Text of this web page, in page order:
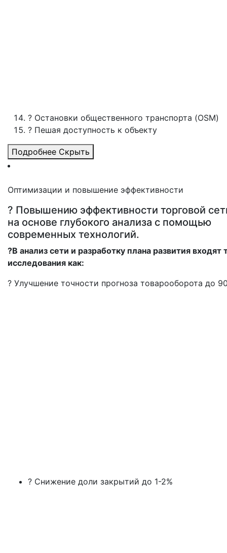
? Остановки общественного транспорта (OSM)
? Пешая доступность к объекту
Подробнее Скрыть
Оптимизации и повышение эффективности
? Повышению эффективности торговой
на основе глубокого анализа с помощью
современных технологий.
?В анализ сети и разработку плана развития входят
исследования как:
? Улучшение точности прогноза товарооборота до
? Снижение доли закрытий до 1-2%